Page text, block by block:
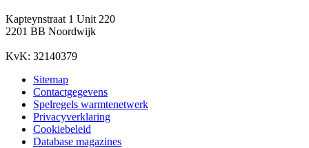
Kapteynstraat 1 Unit 220
2201 BB Noordwijk
KvK: 32140379
Sitemap
Contactgegevens
Spelregels warmtenetwerk
Privacyverklaring
Cookiebeleid
Database magazines